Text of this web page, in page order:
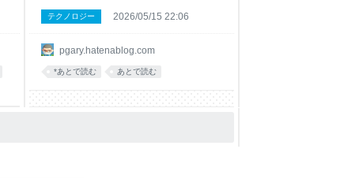
pgary.hatenablog.com
近も、Unihertz Titan 2 Eliteの発売が話題
になっていましたし、私自身も、Gemini
pgary.hatenablog.com そんなこともあ
り、iPhoneと一体化する物理キーボード
テクノロジー 2026/05/15 22:06
*あとで読む あとで読む